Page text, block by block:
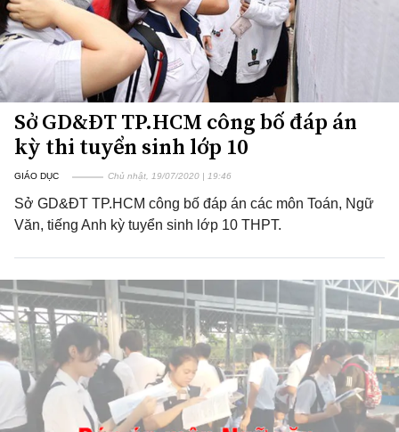
Sở GD&ĐT TP.HCM công bố đáp án
kỳ thi tuyển sinh lớp 10
GIÁO DỤC Chủ nhật, 19/07/2020 | 19:46
Sở GD&ĐT TP.HCM công bố đáp án các môn Toán, Ngữ
Văn, tiếng Anh kỳ tuyển sinh lớp 10 THPT.